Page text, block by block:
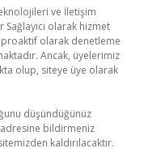
ve İletişim
Sağlayıcı olarak hizmet
olarak denetleme
Ancak, üyelerimiz
olup, siteye üye olarak
düşündüğünüz
adresine bildirmeniz
kaldırılacaktır.